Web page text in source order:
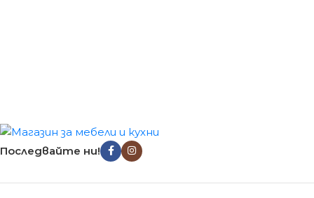
Последвайте ни!